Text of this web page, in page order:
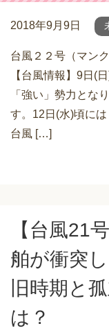
2018年9月9日
台風２２号（マン
【台風情報】9日(
「強い」勢力とな
す。12日(水)頃に
台風 […]
【台風21
舶が衝突
旧時期と
は？